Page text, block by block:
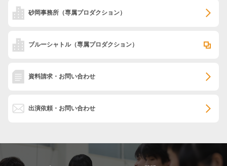
砂岡事務所 （専属プロダクション）
ブルーシャトル（専属プロダクション）
資料請求・お問い合わせ
出演依頼・お問い合わせ